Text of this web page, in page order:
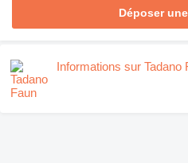
Déposer
Informations sur Tadano